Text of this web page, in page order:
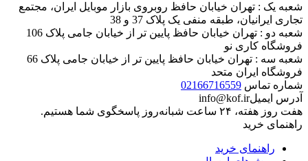
شعبه یک : تهران خیابان حافظ روبروی بازار موبایل ایران، مجتمع
تجاری ایرانیان، طبقه منفی یک پلاک 37 و 38
شعبه دو : تهران خیابان حافظ پایین تر از خیابان جامی پلاک 106
فروشگاه کاری نو
شعبه سه : تهران خیابان حافظ پایین تر از خیابان جامی پلاک 66
فروشگاه ایران متحد
شماره تماس 02166716559
آدرس ایمیلinfo@kof.ir
هفت روز هفته، ۲۴ ساعت شبانه‌روز پاسخگوی شما هستیم.
راهنمای خرید
راهنمای خرید